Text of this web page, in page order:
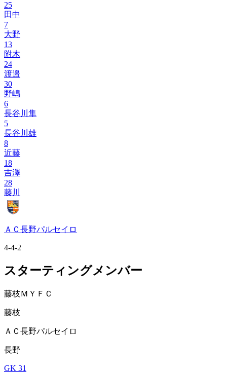
25
田中
7
大野
13
附木
24
渡邉
30
野嶋
6
長谷川隼
5
長谷川雄
8
近藤
18
吉澤
28
藤川
ＡＣ長野パルセイロ
4-4-2
スターティングメンバー
藤枝ＭＹＦＣ
藤枝
ＡＣ長野パルセイロ
長野
GK 31